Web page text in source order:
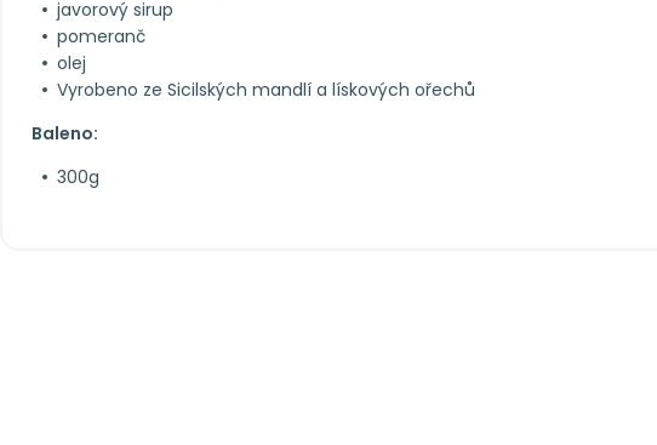
javorový sirup
pomeranč
olej
Vyrobeno ze Sicilských mandlí a lískových ořechů
Baleno:
300g